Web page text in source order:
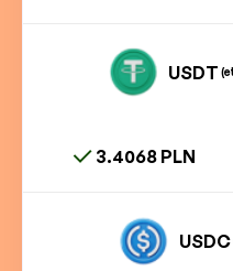
USDT
3.4068 PLN
USDC